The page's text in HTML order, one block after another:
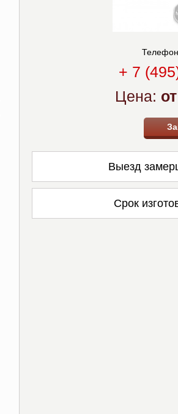
Телефон
+ 7
Цена:
Выезд
Срок